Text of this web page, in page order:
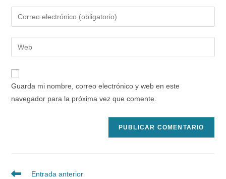
nombre
de
usuario
para
comentar
Introduce
tu
dirección
de
electrónico
para
comentar
Introduce
la
URL
Guarda mi nombre, correo electrónico y web en este
navegador para la próxima vez que comente.
Leer
Entrada anterior